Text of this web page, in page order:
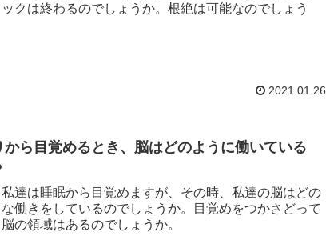
クは終わるのでしょうか。根絶は可能なのでしょう
2021.01.26
から目覚めるとき、脳はどのように働いている
達は睡眠から目覚めますが、その時、私達の脳はどの
働きをしているのでしょうか。目覚めをつかさどって
の領域はあるのでしょうか。